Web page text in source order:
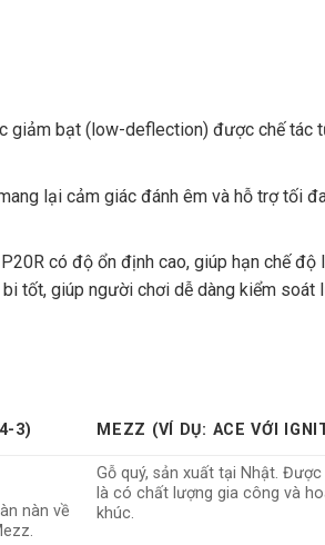
giảm bạt (low-deflection) được chế tác
lại cảm giác đánh êm và hỗ trợ tối
có độ ổn định cao, giúp hạn chế
tốt, giúp người chơi dễ dàng kiểm soát
3) MEZZ (VÍ DỤ: ACE VỚI
nàn về
Gỗ quý, sản xuất tại Nhật.Được
là có chất lượng gia công và
khúc.